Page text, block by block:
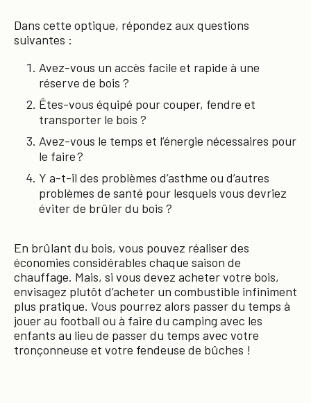
Dans cette optique, répondez aux questions
suivantes :
Avez-vous un accès facile et rapide à une
réserve de bois ?
Êtes-vous équipé pour couper, fendre et
transporter le bois ?
Avez-vous le temps et l’énergie nécessaires pour
le faire ?
Y a-t-il des problèmes d’asthme ou d’autres
problèmes de santé pour lesquels vous devriez
éviter de brûler du bois ?
En brûlant du bois, vous pouvez réaliser des
économies considérables chaque saison de
chauffage. Mais, si vous devez acheter votre bois,
envisagez plutôt d’acheter un combustible infiniment
plus pratique. Vous pourrez alors passer du temps à
jouer au football ou à faire du camping avec les
enfants au lieu de passer du temps avec votre
tronçonneuse et votre fendeuse de bûches !